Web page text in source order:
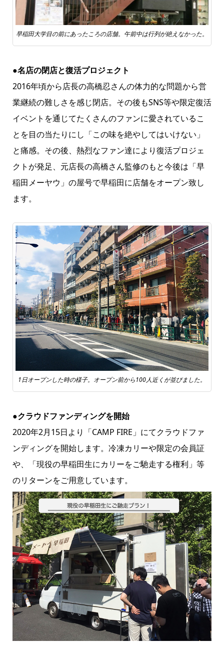
早稲田大学目の前にあったころの店舗。午前中は行列が絶えなかった。
●名店の閉店と復活プロジェクト
2016年頃から店長の高橋忍さんの体力的な問題から営
業継続の難しさを感じ閉店。その後もSNS等や限定復活
イベントを通じてたくさんのファンに愛されているこ
とを目の当たりにし「この味を絶やしてはいけない」
と痛感。その後、熱烈なファン達により復活プロジェ
クトが発足、元店長の高橋さん監修のもと今後は「早
稲田メーヤウ」の屋号で早稲田に店舗をオープン致し
ます。
1日オープンした時の様子。オープン前から100人近くが並びました。
●クラウドファンディングを開始
2020年2月15日より「CAMP FIRE」にてクラウドファ
ンディングを開始します。冷凍カリーや限定の会員証
や、「現役の早稲田生にカリーをご馳走する権利」等
のリターンをご用意しています。